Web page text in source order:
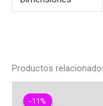
Productos
-11%
-11%